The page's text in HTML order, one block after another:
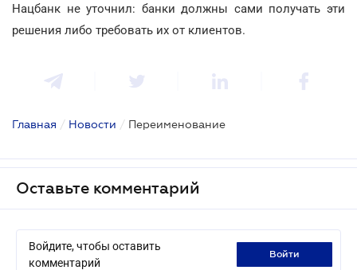
Нацбанк не уточнил: банки должны сами получать эти
решения либо требовать их от клиентов.
Главная / Новости / Переименование
Оставьте комментарий
Войдите, чтобы оставить
комментарий
войти